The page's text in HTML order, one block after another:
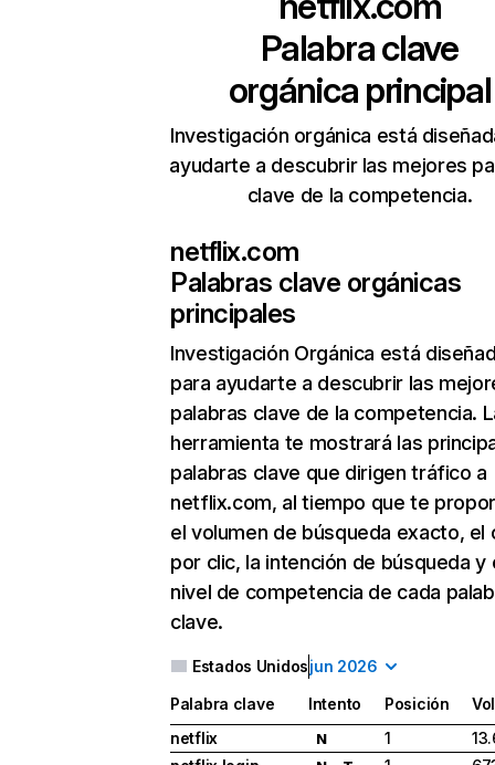
Palabra clave
orgánica principal
Investigación orgánica está
ayudarte a descubrir las mejores
clave de la competencia.
netflix.com
Palabras clave orgánicas
principales
Investigación Orgánica está
para ayudarte a descubrir las
palabras clave de la competencia.
herramienta te mostrará las
palabras clave que dirigen tráfico a
netflix.com, al tiempo que te
el volumen de búsqueda exacto, el
por clic, la intención de búsqueda y
nivel de competencia de cada
clave.
Estados Unidosjun 2026
Palabra clave Intento Posición
netflix
N 1